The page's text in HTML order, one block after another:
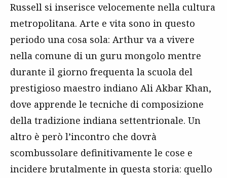
Russell si inserisce velocemente nella cultura
metropolitana. Arte e vita sono in questo
periodo una cosa sola: Arthur va a vivere
nella comune di un guru mongolo mentre
durante il giorno frequenta la scuola del
prestigioso maestro indiano Ali Akbar Khan,
dove apprende le tecniche di composizione
della tradizione indiana settentrionale. Un
altro è però l’incontro che dovrà
scombussolare definitivamente le cose e
incidere brutalmente in questa storia: quello